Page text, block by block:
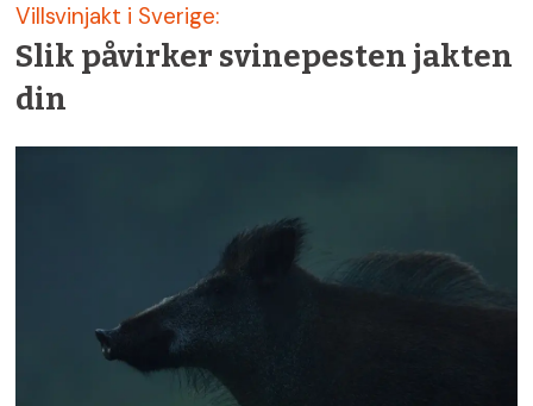
Villsvinjakt i Sverige:
Slik påvirker svinepesten jakten
din